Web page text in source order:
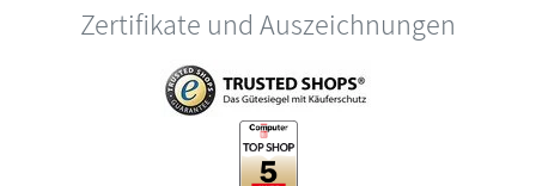
Zertifikate und Auszeichnungen